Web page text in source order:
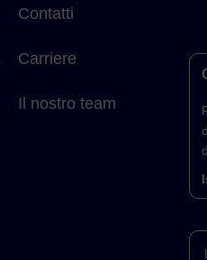
Contatti
Carriere
Il nostro team